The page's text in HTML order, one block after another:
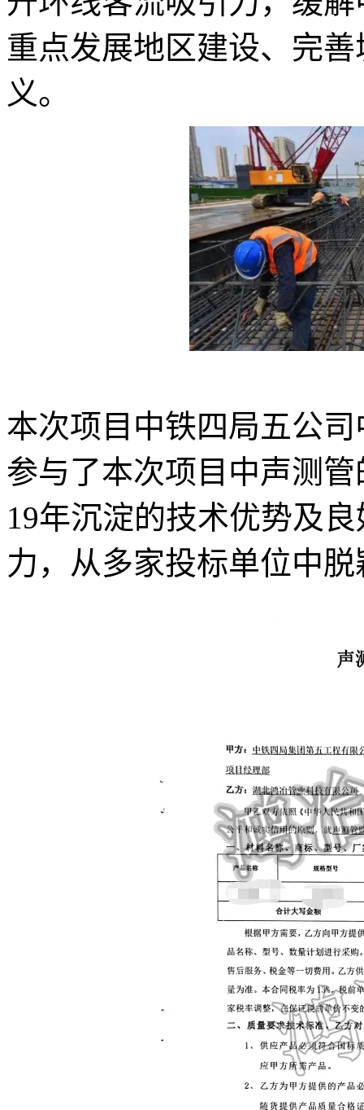
重点发展地区建设、完
义。
本次项目中铁四局五公
参与了本次项目中声测
19年沉淀的技术优势及
力，从多家投标单位中